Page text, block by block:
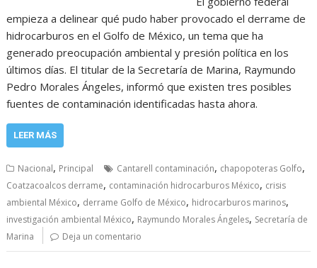
empieza a delinear qué pudo haber provocado el derrame de
hidrocarburos en el Golfo de México, un tema que ha
generado preocupación ambiental y presión política en los
últimos días. El titular de la Secretaría de Marina, Raymundo
Pedro Morales Ángeles, informó que existen tres posibles
fuentes de contaminación identificadas hasta ahora.
LEER MÁS
Nacional, Principal Cantarell contaminación, chapopoteras Golfo,
Coatzacoalcos derrame, contaminación hidrocarburos México, crisis
ambiental México, derrame Golfo de México, hidrocarburos marinos,
investigación ambiental México, Raymundo Morales Ángeles, Secretaría de
Marina
Deja un comentario